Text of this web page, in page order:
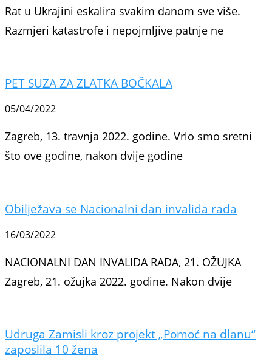
Rat u Ukrajini eskalira svakim danom sve više.
Razmjeri katastrofe i nepojmljive patnje ne
PET SUZA ZA ZLATKA BOČKALA
05/04/2022
Zagreb, 13. travnja 2022. godine. Vrlo smo sretni
što ove godine, nakon dvije godine
Obilježava se Nacionalni dan invalida rada
16/03/2022
NACIONALNI DAN INVALIDA RADA, 21. OŽUJKA
Zagreb, 21. ožujka 2022. godine. Nakon dvije
Udruga Zamisli kroz projekt „Pomoć na dlanu“
zaposlila 10 žena